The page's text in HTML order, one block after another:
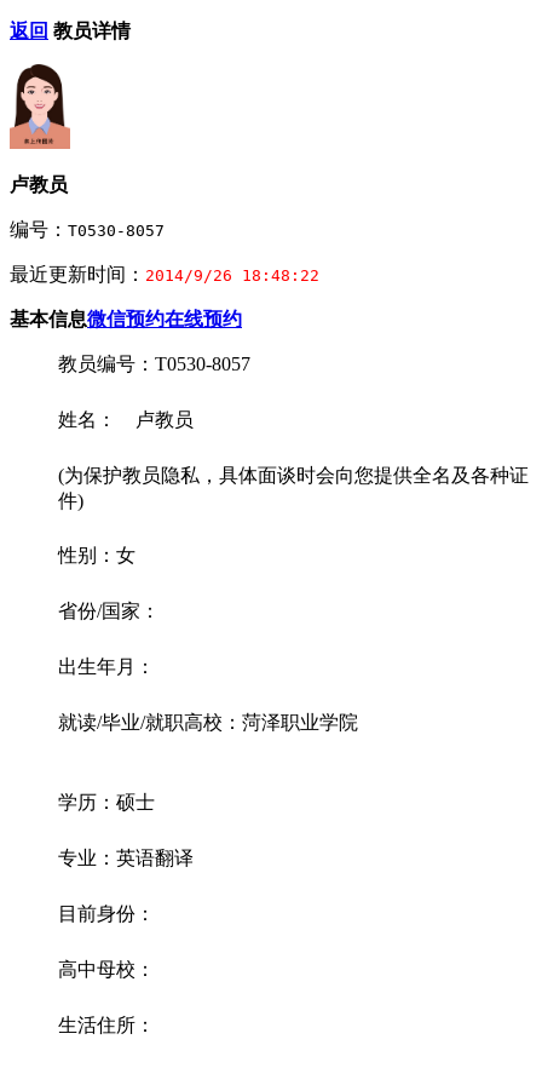
返回 教员详情
卢教员
编号： T0530-8057
最近更新时间： 2014/9/26 18:48:22
基本信息微信预约在线预约
教员编号：T0530-8057
姓名： 卢教员
(为保护教员隐私，具体面谈时会向您提供全名及各种证
件)
性别：女
省份/国家：
出生年月：
就读/毕业/就职高校：菏泽职业学院
学历：硕士
专业：英语翻译
目前身份：
高中母校：
生活住所：